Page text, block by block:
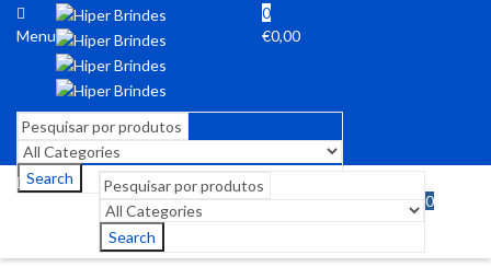
Menu
0
€0,00
Search
Search
0